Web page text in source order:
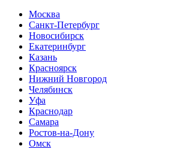
Москва
Санкт-Петербург
Новосибирск
Екатеринбург
Казань
Красноярск
Нижний Новгород
Челябинск
Уфа
Краснодар
Самара
Ростов-на-Дону
Омск